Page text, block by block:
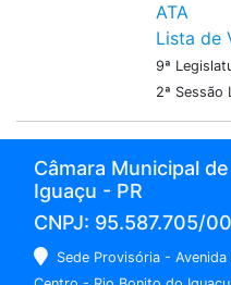
ATA
Lista de
9ª
2ª Sessão
Câmara Municipal
Iguaçu - PR
CNPJ: 95.587.705/
Sede Provisória - Avenida